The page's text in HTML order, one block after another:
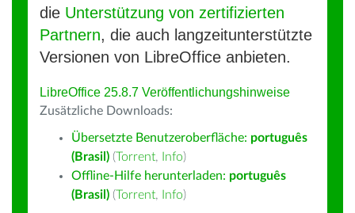
die Unterstützung von zertifizierten
Partnern, die auch langzeitunterstützte
Versionen von LibreOffice anbieten.
LibreOffice 25.8.7 Veröffentlichungshinweise
Zusätzliche Downloads:
Übersetzte Benutzeroberfläche: português
(Brasil) (Torrent, Info)
Offline-Hilfe herunterladen: português
(Brasil) (Torrent, Info)